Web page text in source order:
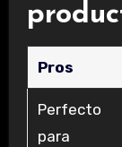
Pros
Perfecto
para